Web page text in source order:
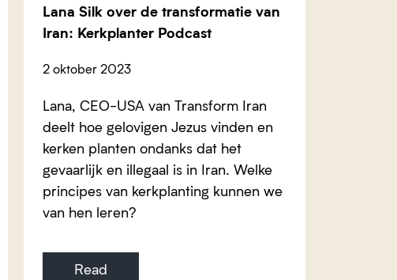
Lana Silk over de transformatie van
Iran: Kerkplanter Podcast
2 oktober 2023
Lana, CEO-USA van Transform Iran
deelt hoe gelovigen Jezus vinden en
kerken planten ondanks dat het
gevaarlijk en illegaal is in Iran. Welke
principes van kerkplanting kunnen we
van hen leren?
Read